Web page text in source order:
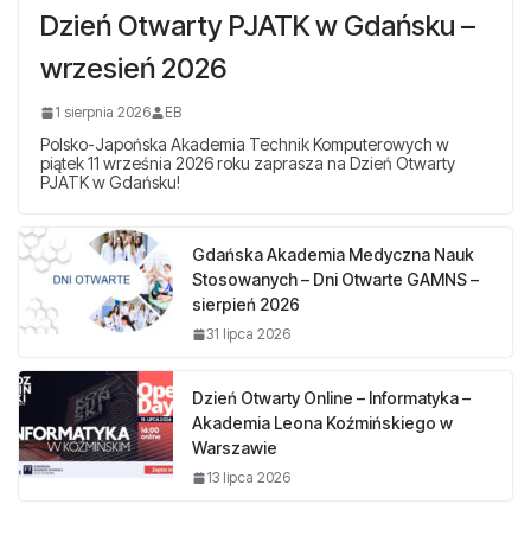
Dzień Otwarty PJATK w Gdańsku –
wrzesień 2026
1 sierpnia 2026 EB
Polsko-Japońska Akademia Technik Komputerowych w
piątek 11 września 2026 roku zaprasza na Dzień Otwarty
PJATK w Gdańsku!
Gdańska Akademia Medyczna Nauk
Stosowanych – Dni Otwarte GAMNS –
sierpień 2026
31 lipca 2026
Dzień Otwarty Online – Informatyka –
Akademia Leona Koźmińskiego w
Warszawie
13 lipca 2026